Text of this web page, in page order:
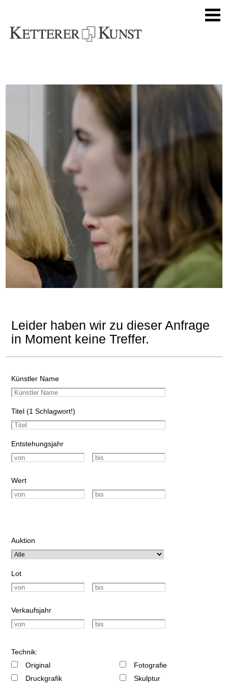
Leider haben wir zu dieser Anfrage
in Moment keine Treffer.
Künstler Name
Titel (1 Schlagwort!)
Entstehungsjahr
Wert
Auktion
Lot
Verkaufsjahr
Technik:
Original
Druckgrafik
Fotografie
Skulptur